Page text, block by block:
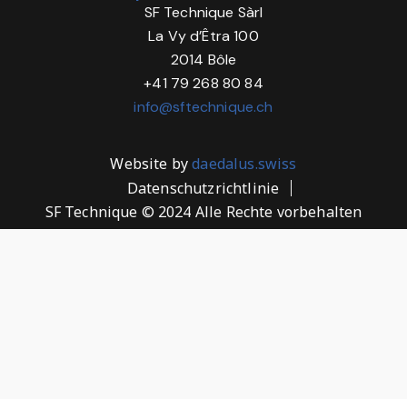
SF Technique Sàrl
La Vy d’Êtra 100
2014 Bôle
+41 79 268 80 84
info@sftechnique.ch
Website bydaedalus.swiss
Datenschutzrichtlinie
SF Technique © 2024 Alle Rechte vorbehalten